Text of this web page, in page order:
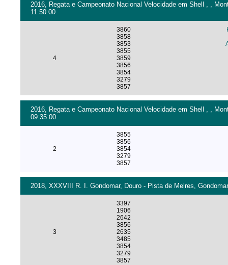
2016, Regata e Campeonato Nacional Velocidade em Shell , ,
11:50:00
4
3860
3858
3853
3855
3859
3856
3854
3279
3857
2016, Regata e Campeonato Nacional Velocidade em Shell , ,
09:35:00
2
3855
3856
3854
3279
3857
2018, XXXVIII R. I. Gondomar, Douro - Pista de Melres,
3
3397
1906
2642
3856
2635
3485
3854
3279
3857